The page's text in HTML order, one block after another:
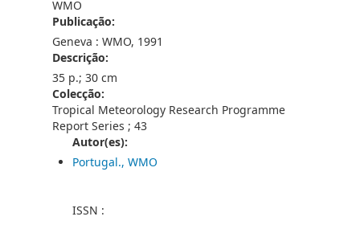
WMO
Publicação:
Geneva : WMO, 1991
Descrição:
35 p.; 30 cm
Colecção:
Tropical Meteorology Research Programme
Report Series ; 43
Autor(es):
Portugal., WMO
ISSN :